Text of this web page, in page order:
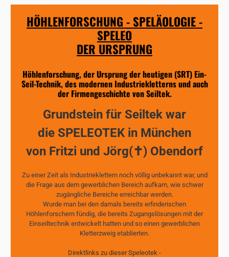
HÖHLENFORSCHUNG - SPELÄOLOGIE -
SPELEO
DER URSPRUNG
Höhlenforschung, der Ursprung der heutigen (SRT) Ein-
Seil-Technik, des modernen Industriekletterns und auch
der Firmengeschichte von Seiltek.
Grundstein für Seiltek war
die SPELEOTEK in München
von Fritzi und Jörg(✝) Obendorf
Zu einer Zeit als Industrieklettern noch völlig unbekannt war, und
die Frage aus dem gewerblichen Bereich aufkam, wie schwer
zugängliche Bereiche erreichbar werden.
Wurde man bei den damals bereits erfinderischen
Höhlenforschern fündig, die bereits Zugangslösungen mit der
Einseiltechnik entwickelt hatten und so einen gewerblichen
Kletterzweig etablierten.
Direktlinks zu dieser Speleotek -